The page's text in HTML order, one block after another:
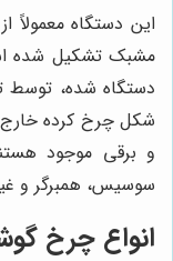
این دستگاه
مشبک تشکیل شده
دستگاه شده،
شکل چرخ کرده
و برقی موجود
سوسیس، همبرگر و
انواع چرخ